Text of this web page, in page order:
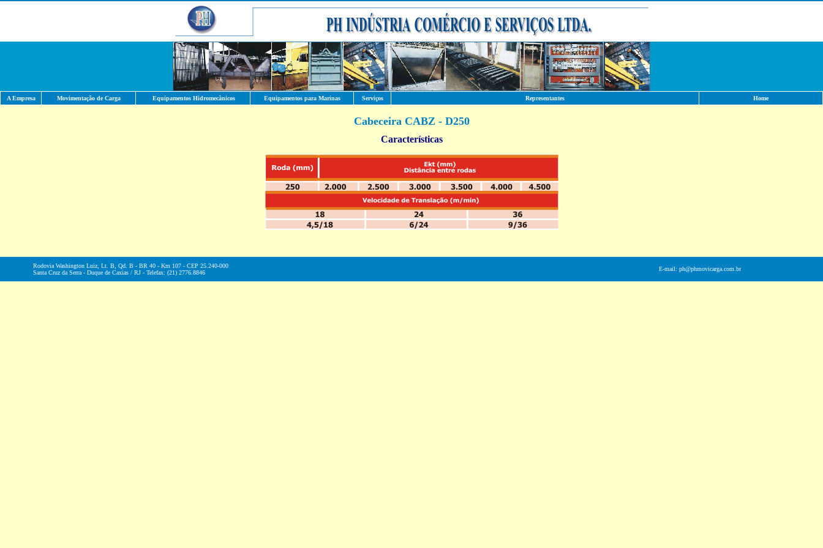
A Empresa Movimentação de Carga Equipamentos Hidromecânicos Equipamentos para Marinas Serviços Representantes Home
Cabeceira CABZ - D250
Características
Rodovia Washington Luiz, Lt. B, Qd. B - BR 40 - Km 107 - CEP 25.240-000
Santa Cruz da Serra - Duque de Caxias / RJ - Telefax: (21) 2776.8846
E-mail: ph@phmovicarga.com.br